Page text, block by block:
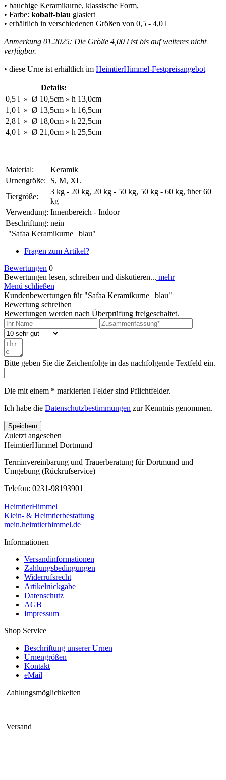
• bauchige Keramikurne, klassische Form,
• Farbe: kobalt-blau glasiert
• erhältlich in verschiedenen Größen von 0,5 - 4,0 l
Anmerkung 01.2025: Die Größe 4,00 l ist bis auf weiteres nicht
verfügbar.
• diese Urne ist erhältlich im HeimtierHimmel-Festpreisangebot
Details:
0,5 l » Ø 10,5cm » h 13,0cm
1,0 l » Ø 13,5cm » h 16,5cm
2,8 l » Ø 18,0cm » h 22,5cm
4,0 l » Ø 21,0cm » h 25,5cm
Material:
Keramik
Urnengröße:
S, M, XL
Tiergröße:
3 kg - 20 kg, 20 kg - 50 kg, 50 kg - 60 kg, über 60
kg
Verwendung: Innenbereich - Indoor
Beschriftung: nein
"Safaa Keramikurne | blau"
Fragen zum Artikel?
Bewertungen 0
Bewertungen lesen, schreiben und diskutieren... mehr
Menü schließen
Kundenbewertungen für "Safaa Keramikurne | blau"
Bewertung schreiben
Bewertungen werden nach Überprüfung freigeschaltet.
Bitte geben Sie die Zeichenfolge in das nachfolgende Textfeld ein.
Die mit einem * markierten Felder sind Pflichtfelder.
Ich habe die Datenschutzbestimmungen zur Kenntnis genommen.
Speichern
Zuletzt angesehen
HeimtierHimmel Dortmund
Terminvereinbarung und Trauerberatung für Dortmund und
Umgebung (Rückrufservice)
Telefon: 0231-98193901
HeimtierHimmel
Klein- & Heimtierbestattung
mein.heimtierhimmel.de
Informationen
Versandinformationen
Zahlungsbedingungen
Widerrufsrecht
Artikelrückgabe
Datenschutz
AGB
Impressum
Shop Service
Beschriftung unserer Urnen
Urnengrößen
Kontakt
eMail
Zahlungsmöglichkeiten
Versand